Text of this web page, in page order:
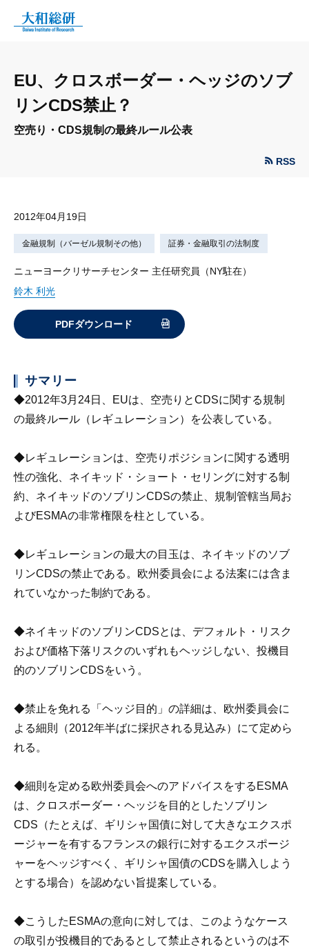
EU、クロスボーダー・ヘッジのソブ
リンCDS禁止？
空売り・CDS規制の最終ルール公表
RSS
2012年04月19日
金融規制（バーゼル規制その他） 証券・金融取引の法制度
ニューヨークリサーチセンター 主任研究員（NY駐在）
鈴木 利光
PDFダウンロード
サマリー
◆2012年3月24日、EUは、空売りとCDSに関する規制
の最終ルール（レギュレーション）を公表している。
◆レギュレーションは、空売りポジションに関する透明
性の強化、ネイキッド・ショート・セリングに対する制
約、ネイキッドのソブリンCDSの禁止、規制管轄当局お
よびESMAの非常権限を柱としている。
◆レギュレーションの最大の目玉は、ネイキッドのソブ
リンCDSの禁止である。欧州委員会による法案には含ま
れていなかった制約である。
◆ネイキッドのソブリンCDSとは、デフォルト・リスク
および価格下落リスクのいずれもヘッジしない、投機目
的のソブリンCDSをいう。
◆禁止を免れる「ヘッジ目的」の詳細は、欧州委員会に
よる細則（2012年半ばに採択される見込み）にて定めら
れる。
◆細則を定める欧州委員会へのアドバイスをするESMA
は、クロスボーダー・ヘッジを目的としたソブリン
CDS（たとえば、ギリシャ国債に対して大きなエクスポ
ージャーを有するフランスの銀行に対するエクスポージ
ャーをヘッジすべく、ギリシャ国債のCDSを購入しよう
とする場合）を認めない旨提案している。
◆こうしたESMAの意向に対しては、このようなケース
の取引が投機目的であるとして禁止されるというのは不